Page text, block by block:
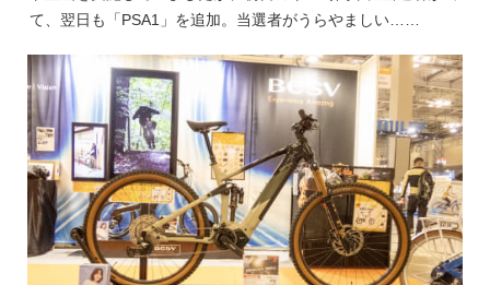
て、翌日も「PSA1」を追加。当選者がうらやましい……